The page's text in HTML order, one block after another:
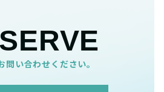
問い合わせください。